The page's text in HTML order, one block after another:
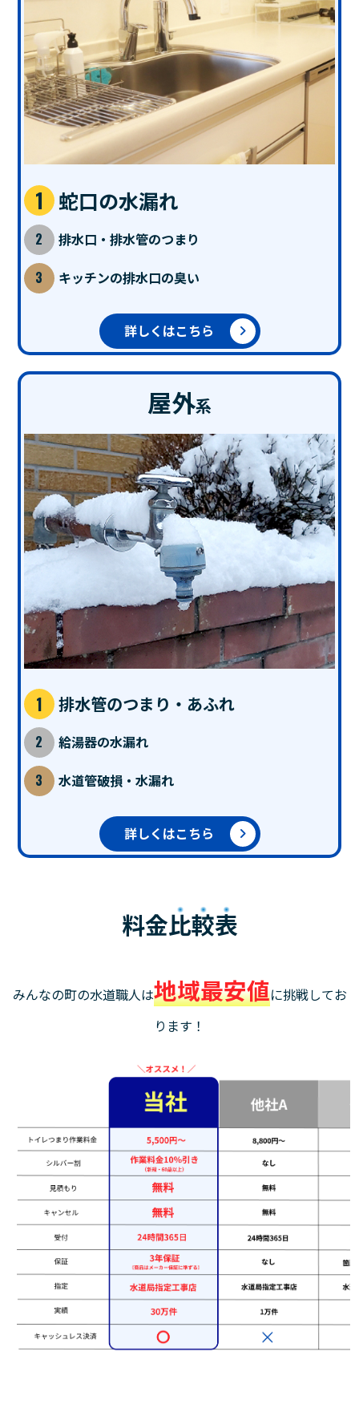
蛇口の水漏れ
排水口・排水管のつまり
キッチンの排水口の臭い
詳しくはこちら
屋外系
排水管のつまり・あふれ
給湯器の水漏れ
水道管破損・水漏れ
詳しくはこちら
料金比較表
みんなの町の水道職人は地域最安値に挑戦してお
ります！